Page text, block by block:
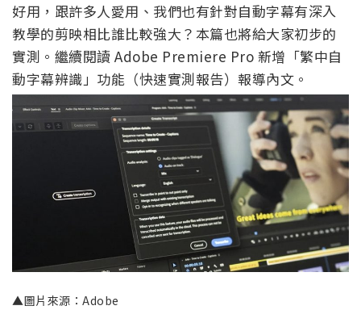
好用，跟許多人愛用、我們也有針對自動字幕有深入
教學的剪映相比誰比較強大？本篇也將給大家初步的
實測。繼續閱讀 Adobe Premiere Pro 新增「繁中自
動字幕辨識」功能（快速實測報告）報導內文。
▲圖片來源：Adobe